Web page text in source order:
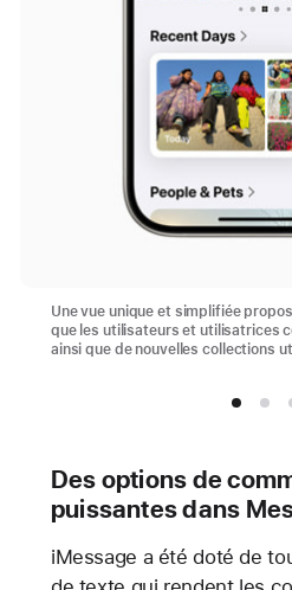
Une vue unique et simplifiée
que les utilisateurs et utilisatrices
ainsi que de nouvelles collections
Des options de
puissantes dans
iMessage a été doté de